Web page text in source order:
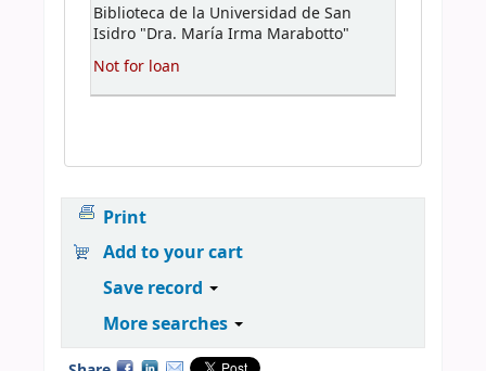
Biblioteca de la Universidad de San
Isidro "Dra. María Irma Marabotto"
Not for loan
Print
Add to your cart
Save record
More searches